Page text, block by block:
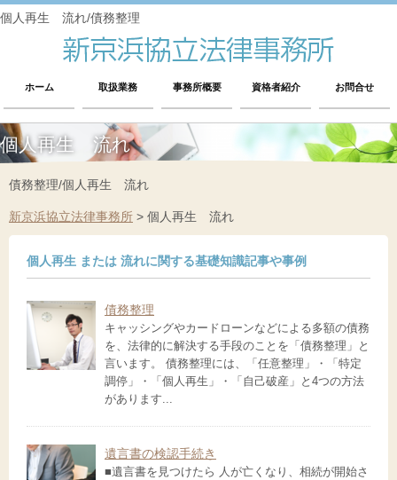
個人再生 流れ/債務整理
ホーム 取扱業務 事務所概要 資格者紹介 お問合せ
個人再生 流れ
債務整理/個人再生 流れ
新京浜協立法律事務所 > 個人再生 流れ
個人再生 または 流れに関する基礎知識記事や事例
債務整理
キャッシングやカードローンなどによる多額の債務
を、法律的に解決する手段のことを「債務整理」と
言います。 債務整理には、「任意整理」・「特定
調停」・「個人再生」・「自己破産」と4つの方法
があります...
遺言書の検認手続き
■遺言書を見つけたら 人が亡くなり、相続が開始さ